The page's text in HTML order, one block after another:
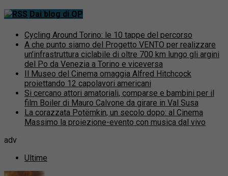
Dai blog di QP
Cycling Around Torino: le 10 tappe del percorso
A che punto siamo del Progetto VENTO per realizzare
un’infrastruttura ciclabile di oltre 700 km lungo gli argini
del Po da Venezia a Torino e viceversa
Il Museo del Cinema omaggia Alfred Hitchcock
proiettando 12 capolavori americani
Si cercano attori amatoriali, comparse e bambini per il
film Boiler di Mauro Calvone da girare in Val Susa
La corazzata Potëmkin, un secolo dopo: al Cinema
Massimo la proiezione-evento con musica dal vivo
adv
Ultime